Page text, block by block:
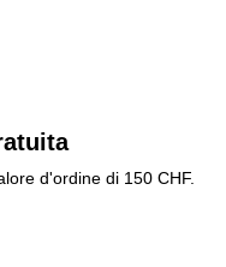
d'ordine di 150 CHF.